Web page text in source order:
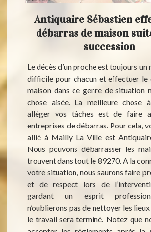
peut
et
à
Dans
de
plus
de
la
Ville
pour
Antiquaire Sébastien
débarras de maison
succession
Le décès d’un proche est toujours un
difficile pour chacun et effectuer le
maison dans ce genre de situation
chose aisée. La meilleure chose
alléger vos tâches est de faire
entreprises de débarras. Pour cela,
allié à Mailly La Ville est
Nous pouvons débarrasser les
trouvent dans tout le 89270. A la
votre situation, nous saurons faire
et de respect lors de
gardant un esprit
n’oublierons pas de nettoyer les
le travail sera terminé. Notez que